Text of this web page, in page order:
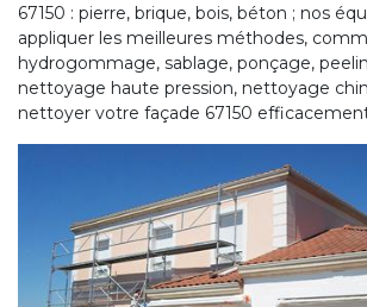
67150 : pierre, brique, bois, béton ; nos
appliquer les meilleures méthodes,
hydrogommage, sablage, ponçage,
nettoyage haute pression, nettoyage
nettoyer votre façade 67150